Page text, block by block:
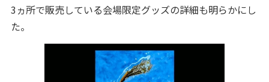
3ヵ所で販売している会場限定グッズの詳細も明らかにし
た。